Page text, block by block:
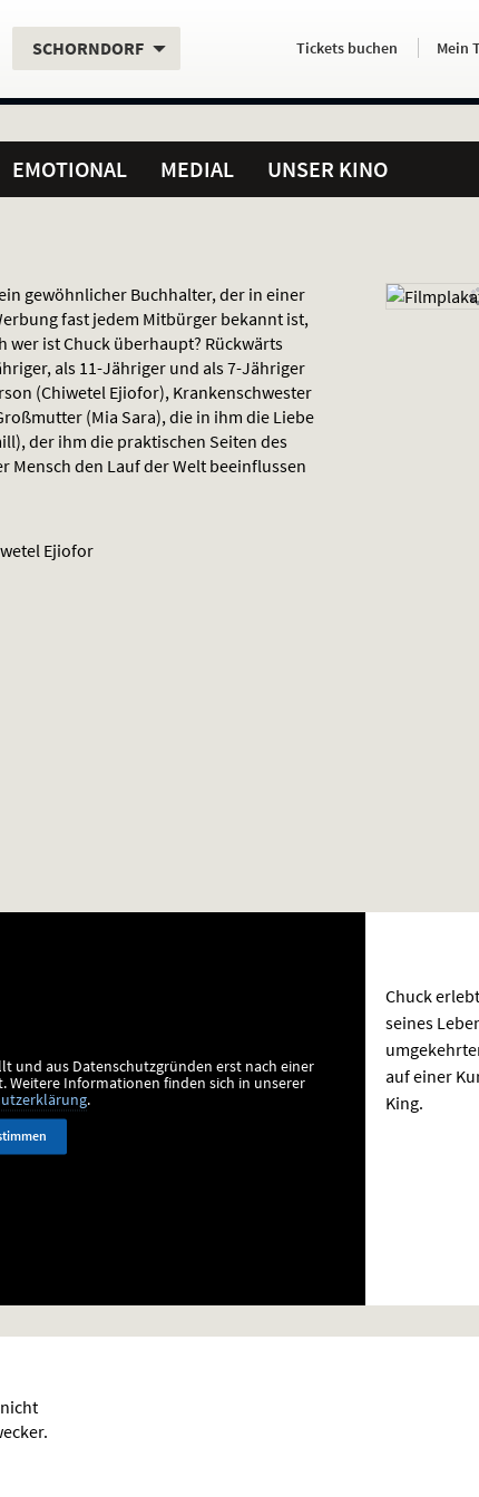
Aktueller
SCHORNDORF. Servicefunktionen
Aktuelles
HierTickets buchen . Mein
EMOTIONAL MEDIAL UNSER KINO
gewöhnlicher Buchhalter, der in einer
fast jedem Mitbürger bekannt ist,
wer ist Chuck überhaupt? Rückwärts
als 11-Jähriger und als 7-Jähriger
(Chiwetel Ejiofor), Krankenschwester
(Mia Sara), die in ihm die Liebe
der ihm die praktischen Seiten des
Mensch den Lauf der Welt beeinflussen
Ejiofor
und aus Datenschutzgründen erst nach einer
Weitere Informationen finden sich in unserer
.
Chuck
seines
auf einer
King.